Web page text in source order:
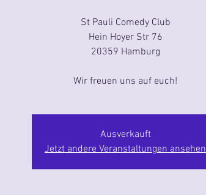
St Pauli Comedy Club
Hein Hoyer Str 76
20359 Hamburg
Wir freuen uns auf euch!
Ausverkauft
Jetzt andere Veranstaltungen ansehen